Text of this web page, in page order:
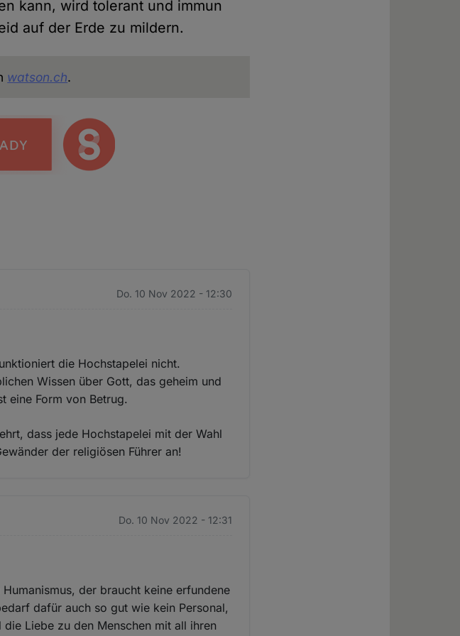
kann, wird tolerant und immun
auf der Erde zu mildern.
watson.ch.
Do. 10 Nov 2022 - 12:30
die Hochstapelei nicht.
Wissen über Gott, das geheim und
eine Form von Betrug.
dass jede Hochstapelei mit der Wahl
der religiösen Führer an!
Do. 10 Nov 2022 - 12:31
der braucht keine erfundene
dafür auch so gut wie kein Personal,
Liebe zu den Menschen mit all ihren